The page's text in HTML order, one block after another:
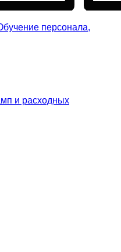
персонала,
и расходных